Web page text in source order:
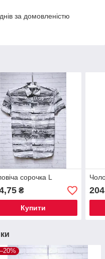
за домовленістю
сорочка L
₴
Купити
–20%